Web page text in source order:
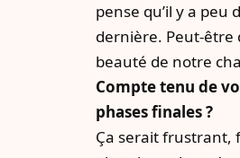
pense qu’il y a
dernière. Peut-être
beauté de notre
Compte tenu de
phases finales ?
Ça serait frustrant,